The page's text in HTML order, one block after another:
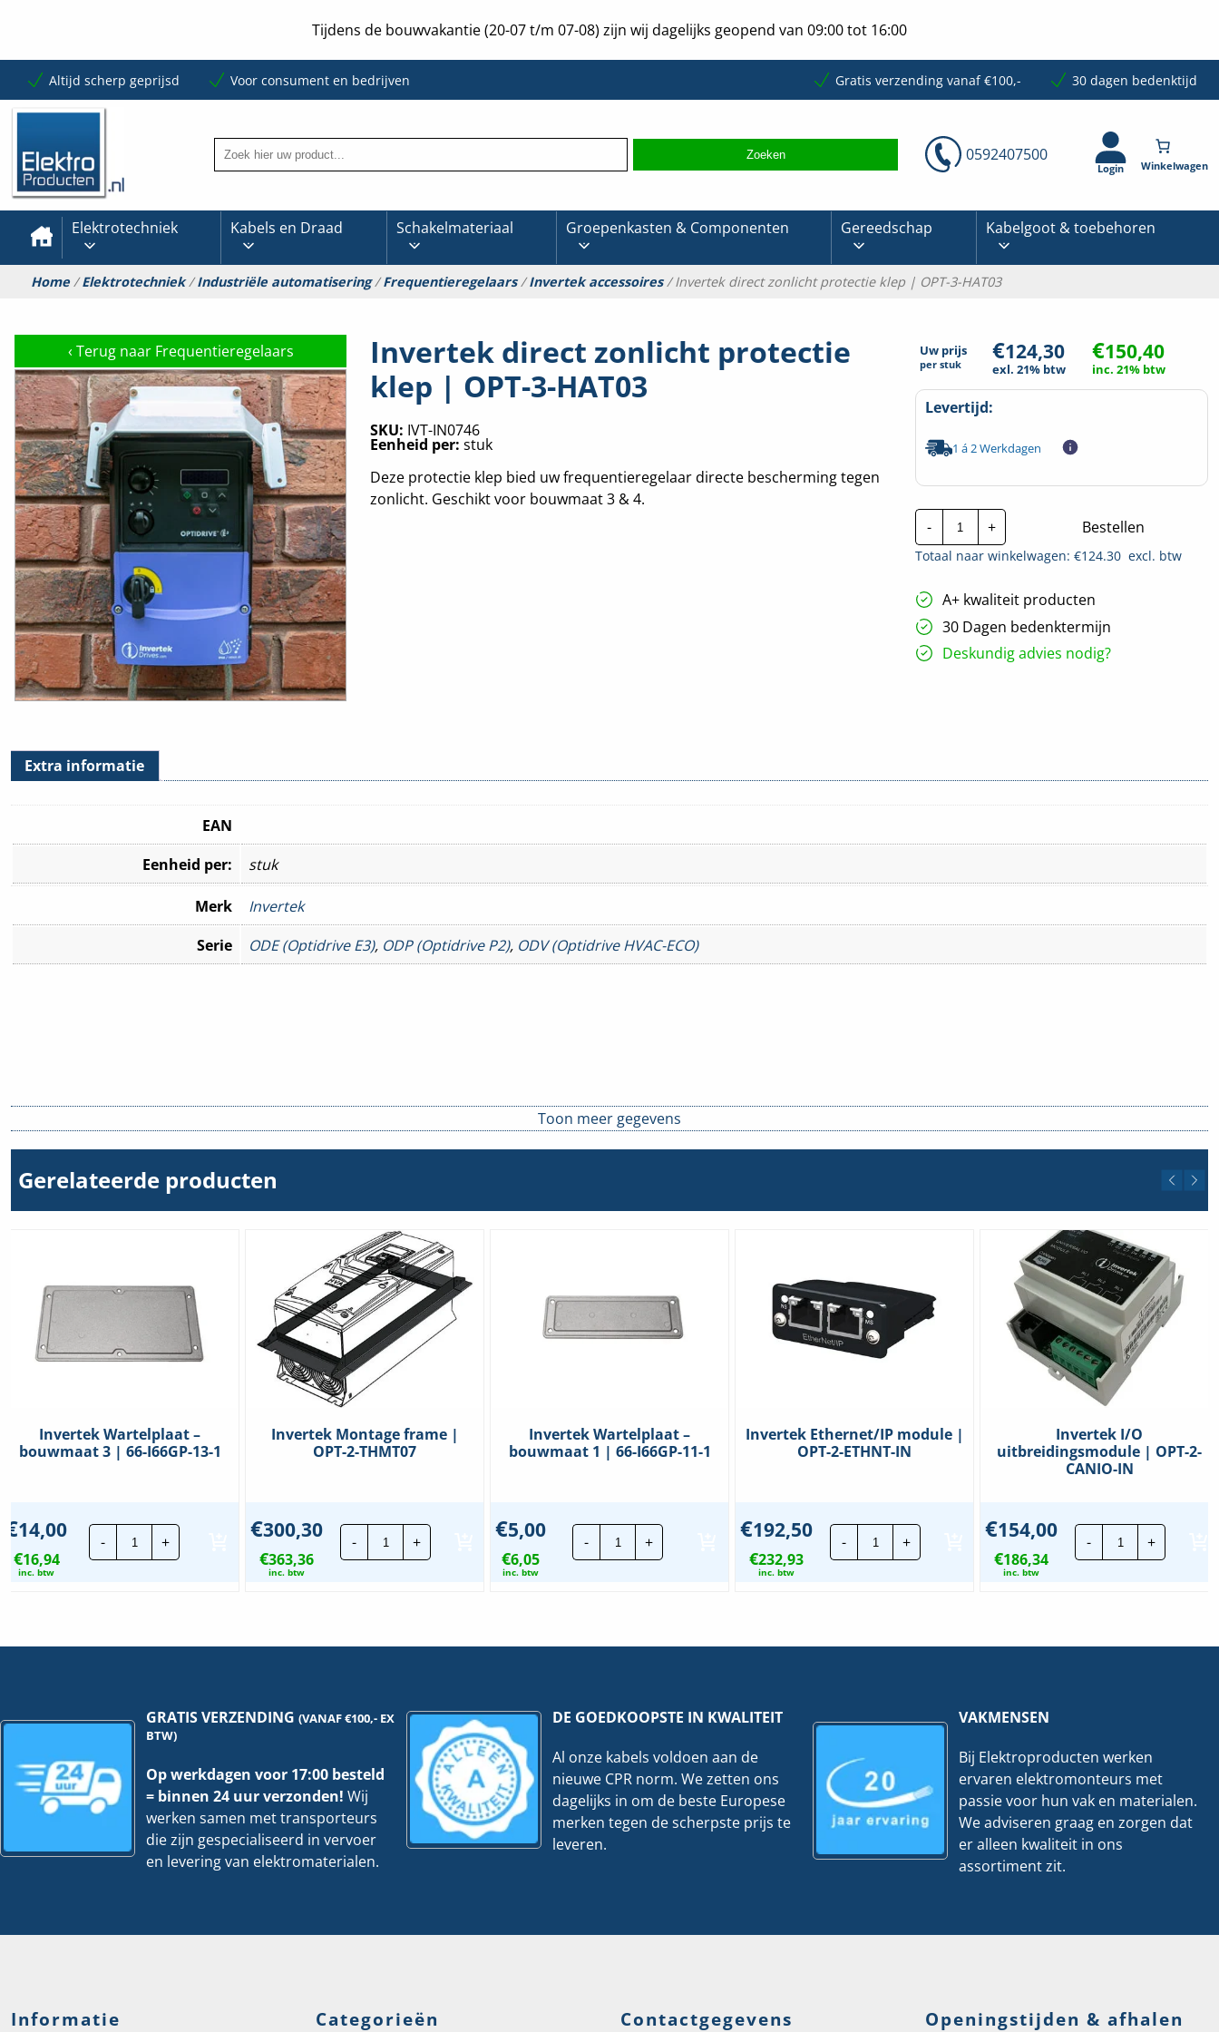
Tijdens de bouwvakantie (20-07 t/m 07-08) zijn wij dagelijks geopend van 09:00 tot 16:00
Altijd scherp geprijsd Voor consument en bedrijven Gratis verzending vanaf €100,- 30 dagen bedenktijd
0592407500
Login
Elektrotechniek Kabels en Draad Schakelmateriaal Groepenkasten & Componenten Gereedschap Kabelgoot & toebehoren
Home/Elektrotechniek/Industriële automatisering/Frequentieregelaars/Invertek accessoires/ Invertek direct zonlicht protectie klep | OPT-3-HAT03
‹ Terug naar Frequentieregelaars
Invertek direct zonlicht protectie
klep | OPT-3-HAT03
SKU: IVT-IN0746
Eenheid per: stuk
Deze protectie klep bied uw frequentieregelaar directe bescherming tegen
zonlicht. Geschikt voor bouwmaat 3 & 4.
Uw prijs
per stuk €124,30
exl. 21% btw
€150,40
inc. 21% btw
Levertijd:
1 á 2 Werkdagen
-
Invertek
direct
zonlicht
protectie
|
OPT-
3-
HAT03
hoeveelheid
+ Bestellen
Totaal naar winkelwagen: €124.30excl. btw
A+ kwaliteit producten
30 Dagen bedenktermijn
Deskundig advies nodig?
Extra informatie
EAN
Eenheid per:
stuk
Merk
Invertek
Serie
ODE (Optidrive E3), ODP (Optidrive P2), ODV (Optidrive HVAC-ECO)
Toon meer gegevens
Gerelateerde producten
Invertek Wartelplaat –
bouwmaat 3 | 66-I66GP-13-1
€14,00
€16,94
inc. btw
-
Invertek
Wartelplaat
-
13-
+
Invertek Montage frame |
OPT-2-THMT07
€300,30
€363,36
inc. btw
-
Invertek
Montage
frame
+
Invertek Wartelplaat –
bouwmaat 1 | 66-I66GP-11-1
€5,00
€6,05
inc. btw
-
Invertek
Wartelplaat
-
11-
+
Invertek Ethernet/IP module |
OPT-2-ETHNT-IN
€192,50
€232,93
inc. btw
-
Invertek
Ethernet/IP
module
hoeveelheid
+
Invertek I/O
uitbreidingsmodule | OPT-2-
CANIO-IN
€154,00
€186,34
inc. btw
-
Invertek
I/O
hoeveelheid
+
GRATIS VERZENDING(VANAF €100,- EX
BTW)
Op werkdagen voor 17:00 besteld
= binnen 24 uur verzonden! Wij
werken samen met transporteurs
die zijn gespecialiseerd in vervoer
en levering van elektromaterialen.
DE GOEDKOOPSTE IN KWALITEIT
Al onze kabels voldoen aan de
nieuwe CPR norm. We zetten ons
dagelijks in om de beste Europese
merken tegen de scherpste prijs te
leveren.
VAKMENSEN
Bij Elektroproducten werken
ervaren elektromonteurs met
passie voor hun vak en materialen.
We adviseren graag en zorgen dat
er alleen kwaliteit in ons
assortiment zit.
Informatie Categorieën Contactgegevens Openingstijden & afhalen